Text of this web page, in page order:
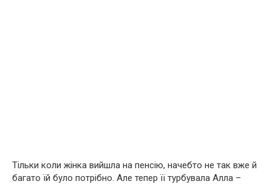
Тільки коли жінка вийшла на пенсію, начебто не так вже й
багато їй було потрібно. Але тепер її турбувала Алла –